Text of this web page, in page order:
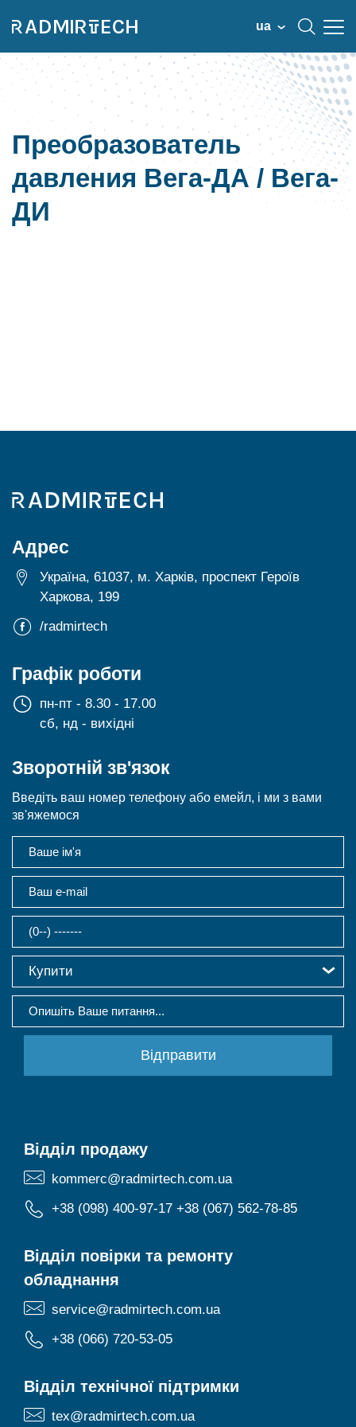
ua
Преобразователь
давления Вега-ДА / Вега-
ДИ
Адрес
Україна, 61037, м. Харків, проспект Героїв
Харкова, 199
/radmirtech
Графік роботи
пн-пт - 8.30 - 17.00
сб, нд - вихідні
Зворотній зв'язок
Введіть ваш номер телефону або емейл, і ми з вами
зв'яжемося
Купити
Відділ продажу
kommerc@radmirtech.com.ua
+38 (098) 400-97-17 +38 (067) 562-78-85
Відділ повірки та ремонту
обладнання
service@radmirtech.com.ua
+38 (066) 720-53-05
Відділ технічної підтримки
tex@radmirtech.com.ua